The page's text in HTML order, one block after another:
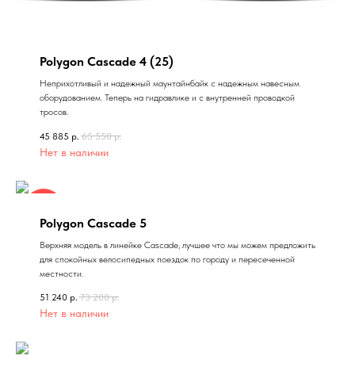
Polygon Cascade 4 (25)
Неприхотливый и надежный маунтайнбайк с надежным навесным
оборудованием. Теперь на гидравлике и с внутренней проводкой
тросов.
45 885 р. 65 550 р.
Нет в наличии
Polygon Cascade 5
Верхняя модель в линейке Cascade, лучшее что мы можем предложить
для спокойных велосипедных поездок по городу и пересеченной
местности.
51 240 р. 73 200 р.
Нет в наличии